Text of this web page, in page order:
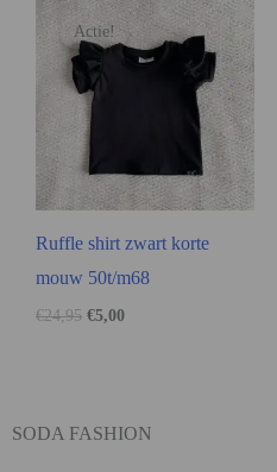
Actie!
Ruffle shirt zwart korte
mouw 50t/m68
€24,95 €5,00
SODA FASHION